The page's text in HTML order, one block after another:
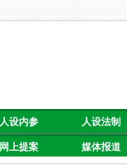
人设内参 人设法制
网上提案 媒体报道